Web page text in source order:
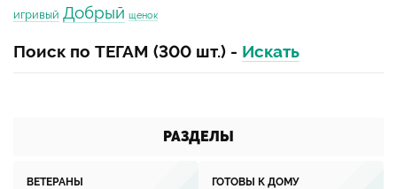
игривый Добрый щенок
Поиск по ТЕГАМ (300 шт.) - Искать
РАЗДЕЛЫ
ВЕТЕРАНЫ ГОТОВЫ К ДОМУ